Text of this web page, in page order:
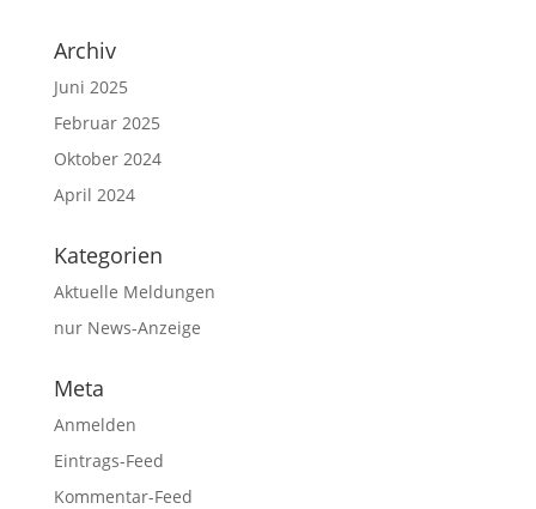
Archiv
Juni 2025
Februar 2025
Oktober 2024
April 2024
Kategorien
Aktuelle Meldungen
nur News-Anzeige
Meta
Anmelden
Eintrags-Feed
Kommentar-Feed